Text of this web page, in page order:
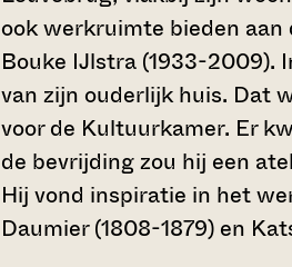
ook werkruimte bieden aan
Bouke IJlstra (1933-2009).
van zijn ouderlijk huis. Dat
voor de Kultuurkamer. Er
de bevrijding zou hij een
Hij vond inspiratie in het
Daumier (1808-1879) en